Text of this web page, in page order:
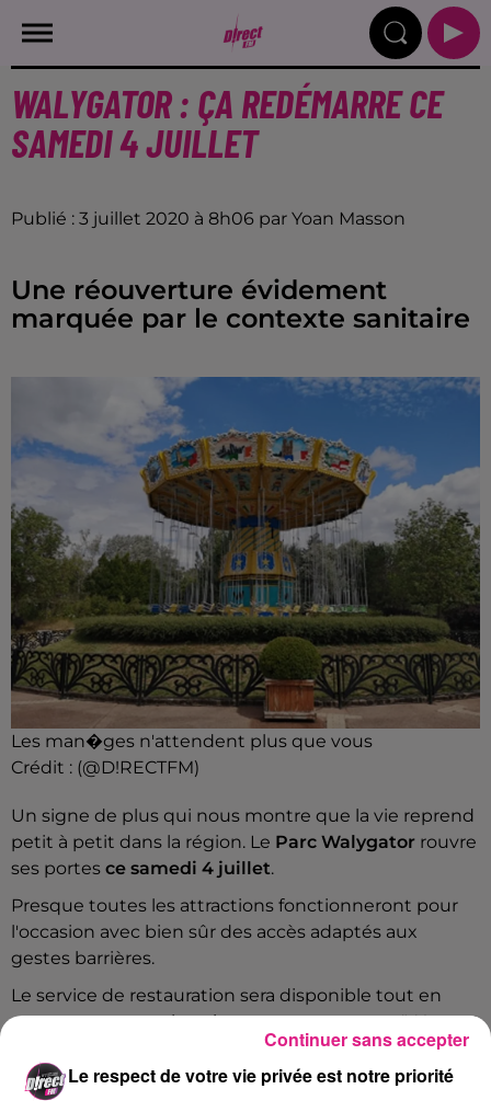
WALYGATOR : ÇA REDÉMARRE CE
SAMEDI 4 JUILLET
Publié : 3 juillet 2020 à 8h06 par Yoan Masson
Une réouverture évidement
marquée par le contexte sanitaire
Les man�ges n'attendent plus que vous
Crédit : (@D!RECTFM)
Un signe de plus qui nous montre que la vie reprend
petit à petit dans la région. Le Parc Walygator rouvre
ses portes ce samedi 4 juillet.
Presque toutes les attractions fonctionneront pour
l'occasion avec bien sûr des accès adaptés aux
gestes barrières.
Le service de restauration sera disponible tout en
mettant en avant le paiement sans contact. "Nous
avons acheté 1 000 litres de gel hydroalcoolique,
20 000 masques et 24 000 lingettes" comme
l'explique le nouveau directeur du parc
Le respect de votre vie privée est notre priorité
Continuer sans accepter